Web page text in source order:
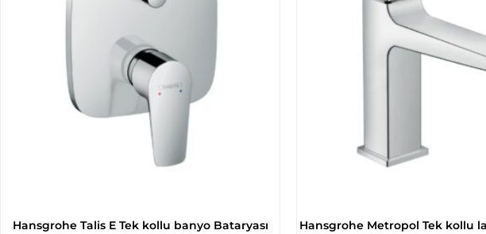
Hansgrohe Talis E Tek kollu banyo Bataryası
Hansgrohe Metropol Tek kollu